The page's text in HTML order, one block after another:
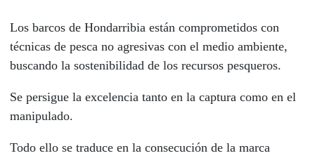
Los barcos de Hondarribia están comprometidos con
técnicas de pesca no agresivas con el medio ambiente,
buscando la sostenibilidad de los recursos pesqueros.
Se persigue la excelencia tanto en la captura como en el
manipulado.
Todo ello se traduce en la consecución de la marca